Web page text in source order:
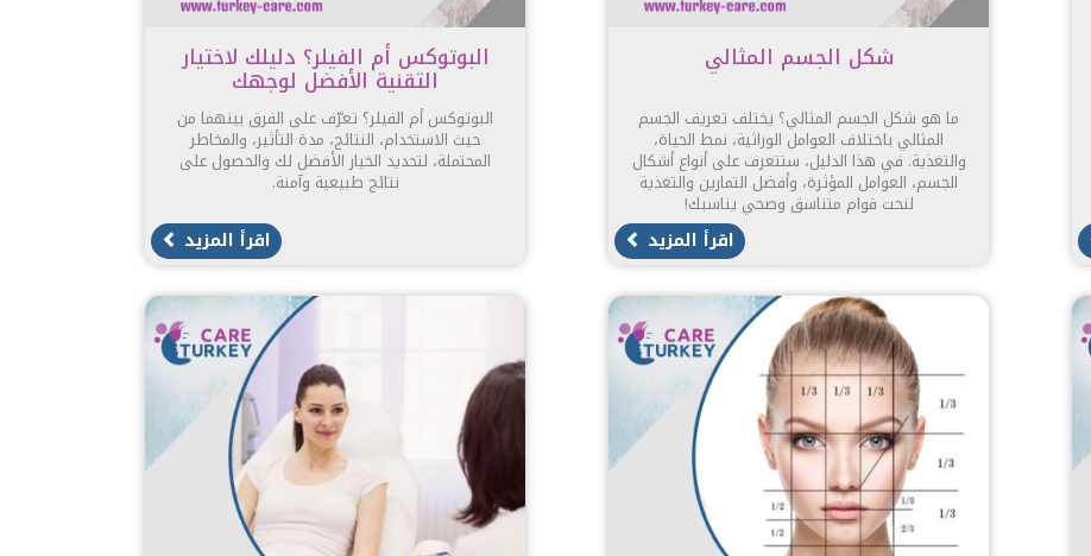
شكل الجسم المثالي
ما هو شكل الجسم المثالي؟ يختلف تعريف الجسم
المثالي باختلاف العوامل الوراثية، نمط الحياة،
والتغذية. في هذا الدليل، ستتعرف على أنواع أشكال
الجسم، العوامل المؤثرة، وأفضل التمارين والتغذية
لنحت قوام متناسق وصحي يناسبك!
اقرأ المزيد
البوتوكس أم الفيلر؟ دليلك لاختيار
التقنية الأفضل لوجهك
البوتوكس أم الفيلر؟ تعرّف على الفرق بينهما من
حيث الاستخدام، النتائج، مدة التأثير، والمخاطر
المحتملة، لتحديد الخيار الأفضل لك والحصول على
نتائج طبيعية وآمنة.
اقرأ المزيد